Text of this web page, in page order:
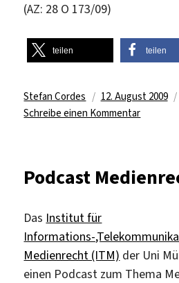
(AZ: 28 O 173/09)
teilen teilen
Autor
Stefan Cordes
Veröffentlicht
am
12. August 2009
Schreibe einen Kommentarzu
Co
Podcast
Das Institut für
Informations-
Medienrecht (ITM) der Uni
einen Podcast zum Thema